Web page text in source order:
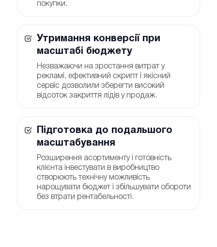
покупки.
Утримання конверсії при
масштабі бюджету
Незважаючи на зростання витрат у
рекламі, ефективний скрипт і якісний
сервіс дозволили зберегти високий
відсоток закриття лідів у продаж.
Підготовка до подальшого
масштабування
Розширення асортименту і готовність
клієнта інвестувати в виробництво
створюють технічну можливість
нарощувати бюджет і збільшувати обороти
без втрати рентабельності.